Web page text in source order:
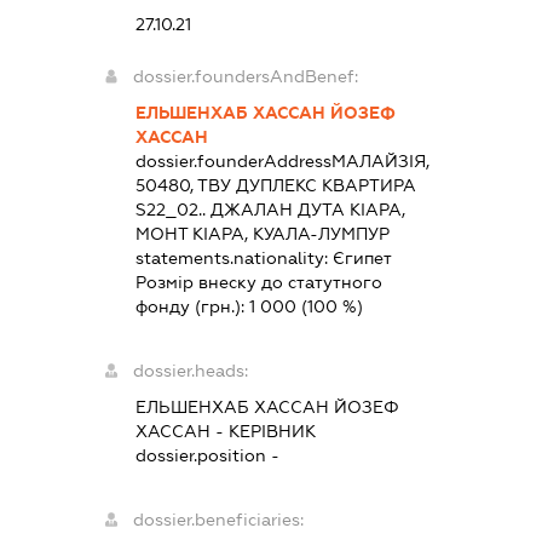
27.10.21
dossier.foundersAndBenef:
ЕЛЬШЕНХАБ ХАССАН ЙОЗЕФ
ХАССАН
dossier.founderAddressМАЛАЙЗІЯ,
50480, ТВУ ДУПЛЕКС КВАРТИРА
S22_02.. ДЖАЛАН ДУТА КІАРА,
МОНТ КІАРА, КУАЛА-ЛУМПУР
statements.nationality: Єгипет
Розмір внеску до статутного
фонду (грн.):1 000 (100 %)
dossier.heads:
ЕЛЬШЕНХАБ ХАССАН ЙОЗЕФ
ХАССАН - КЕРІВНИК
dossier.position -
dossier.beneficiaries: